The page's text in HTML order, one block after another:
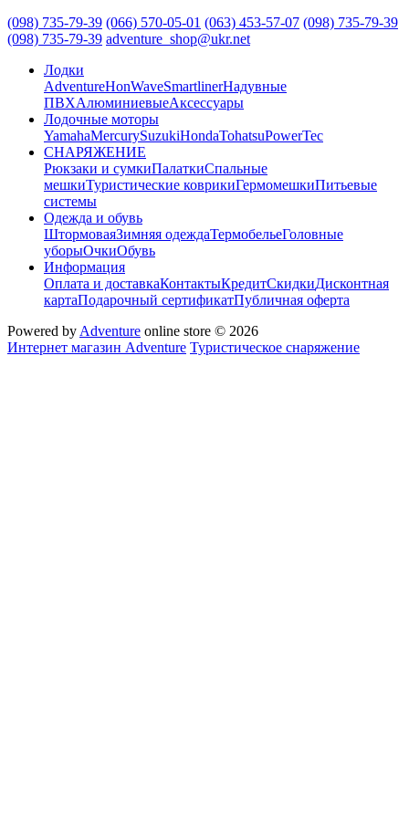
(098) 735-79-39 (066) 570-05-01 (063) 453-57-07 (098) 735-79-39
(098) 735-79-39 adventure_shop@ukr.net
Лодки
AdventureHonWaveSmartlinerНадувные
ПВХАлюминиевыеАксессуары
Лодочные моторы
YamahaMercurySuzukiHondaTohatsuPowerTec
СНАРЯЖЕНИЕ
Рюкзаки и сумкиПалаткиСпальные
мешкиТуристические коврикиГермомешкиПитьевые
системы
Одежда и обувь
ШтормоваяЗимняя одеждаТермобельеГоловные
уборыОчкиОбувь
Информация
Оплата и доставкаКонтактыКредитСкидкиДисконтная
картаПодарочный сертификатПубличная оферта
Powered by Adventure online store © 2026
Интернет магазин Adventure Туристическое снаряжение